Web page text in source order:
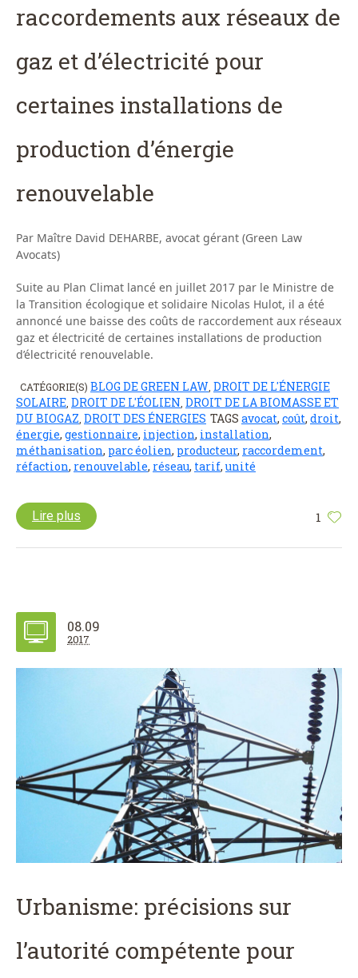
raccordements aux réseaux de
gaz et d’électricité pour
certaines installations de
production d’énergie
renouvelable
Par Maître David DEHARBE, avocat gérant (Green Law
Avocats)
Suite au Plan Climat lancé en juillet 2017 par le Ministre de
la Transition écologique et solidaire Nicolas Hulot, il a été
annoncé une baisse des coûts de raccordement aux réseaux
gaz et électricité de certaines installations de production
d’électricité renouvelable.
CATÉGORIE(S) BLOG DE GREEN LAW DROIT DE L'ÉNERGIE
SOLAIRE DROIT DE L'ÉOLIEN DROIT DE LA BIOMASSE ET
DU BIOGAZ DROIT DES ÉNERGIES TAGS avocat, coût, droit,
énergie, gestionnaire, injection, installation,
méthanisation, parc éolien, producteur, raccordement,
réfaction, renouvelable, réseau, tarif,unité
1
Lire plus
08.09
2017
Urbanisme: précisions sur
l’autorité compétente pour